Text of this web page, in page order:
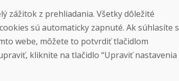
© DOMIVOSPORT 2026, všetky práva vyhradené
DUFEKSOFT tvorba webových stránok
zážitok z prehliadania. Všetky dôležité
sú automaticky zapnuté. Ak súhlasíte s
webe, môžete to potvrdiť tlačidlom
kliknite na tlačidlo “Upraviť nastavenia